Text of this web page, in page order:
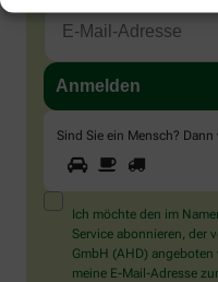
Sind Sie ein Mensch?
Sie
ein
Mensch?
Dann
wählen
Sie
1 2
Ich möchte den im
Service abonnieren, der
GmbH (AHD)
meine E-Mail-Adresse